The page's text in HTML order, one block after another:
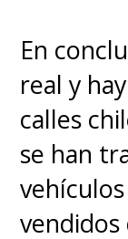
En
real y
calles
se han
vendidos